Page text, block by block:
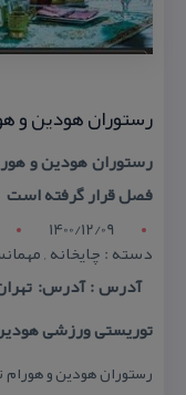
رستوران هودین و
رستوران هودین و
فصل قرار گرفته است
1400/12/09
دسته : چایخانه ,
آدرس : آدرس: تهران،
توریستی ورزشی
رستوران هودین و هورام